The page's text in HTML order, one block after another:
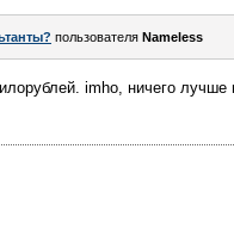
пользователя Nameless
imho, ничего